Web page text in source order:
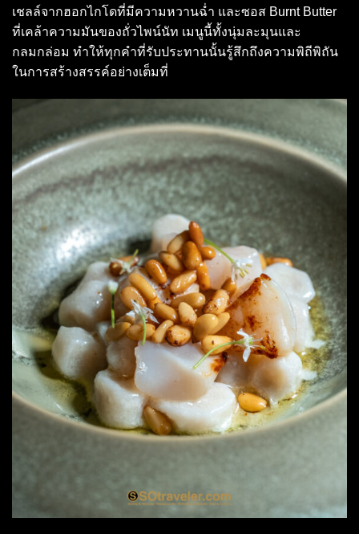
เชลล์จากฮอกไกโดที่มีความหวานฉ่ำ และซอส Burnt Butter
ที่เคล้าความมันของถั่วไพน์นัท เมนูนี้ทั้งนุ่มละมุนและ
กลมกล่อม ทำให้ทุกคำที่รับประทานนั้นรู้สึกถึงความพิถีพิถัน
ในการสร้างสรรค์อย่างเต็มที่